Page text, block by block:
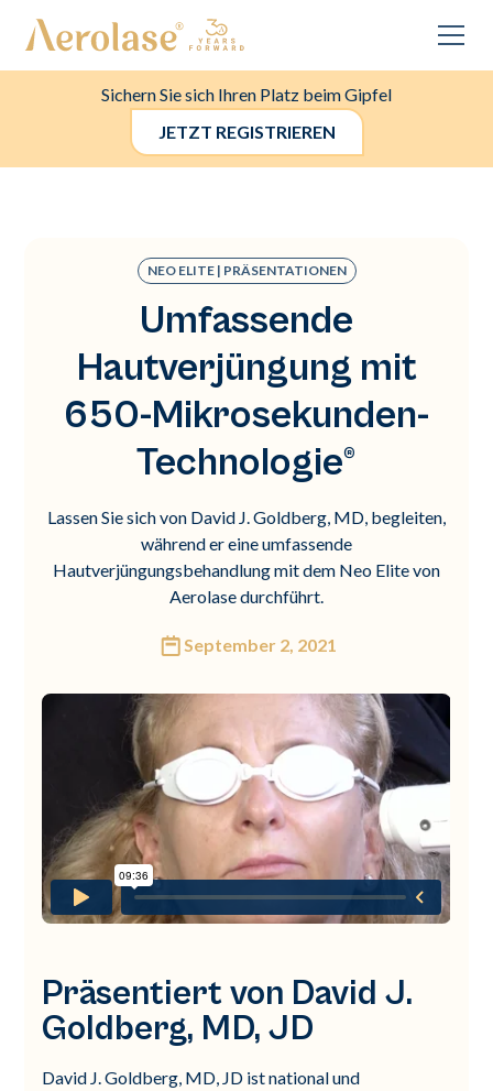
Sichern Sie sich Ihren Platz beim Gipfel
JETZT REGISTRIEREN
NEO ELITE | PRÄSENTATIONEN
Umfassende
Hautverjüngung mit
650-Mikrosekunden-
Technologie®
Lassen Sie sich von David J. Goldberg, MD, begleiten,
während er eine umfassende
Hautverjüngungsbehandlung mit dem Neo Elite von
Aerolase durchführt.
September 2, 2021
Präsentiert von David J.
Goldberg, MD, JD
David J. Goldberg, MD, JD ist national und